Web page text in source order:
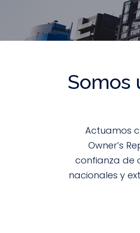
Somos
Actuamos
Owner’s
confianza de
nacionales y